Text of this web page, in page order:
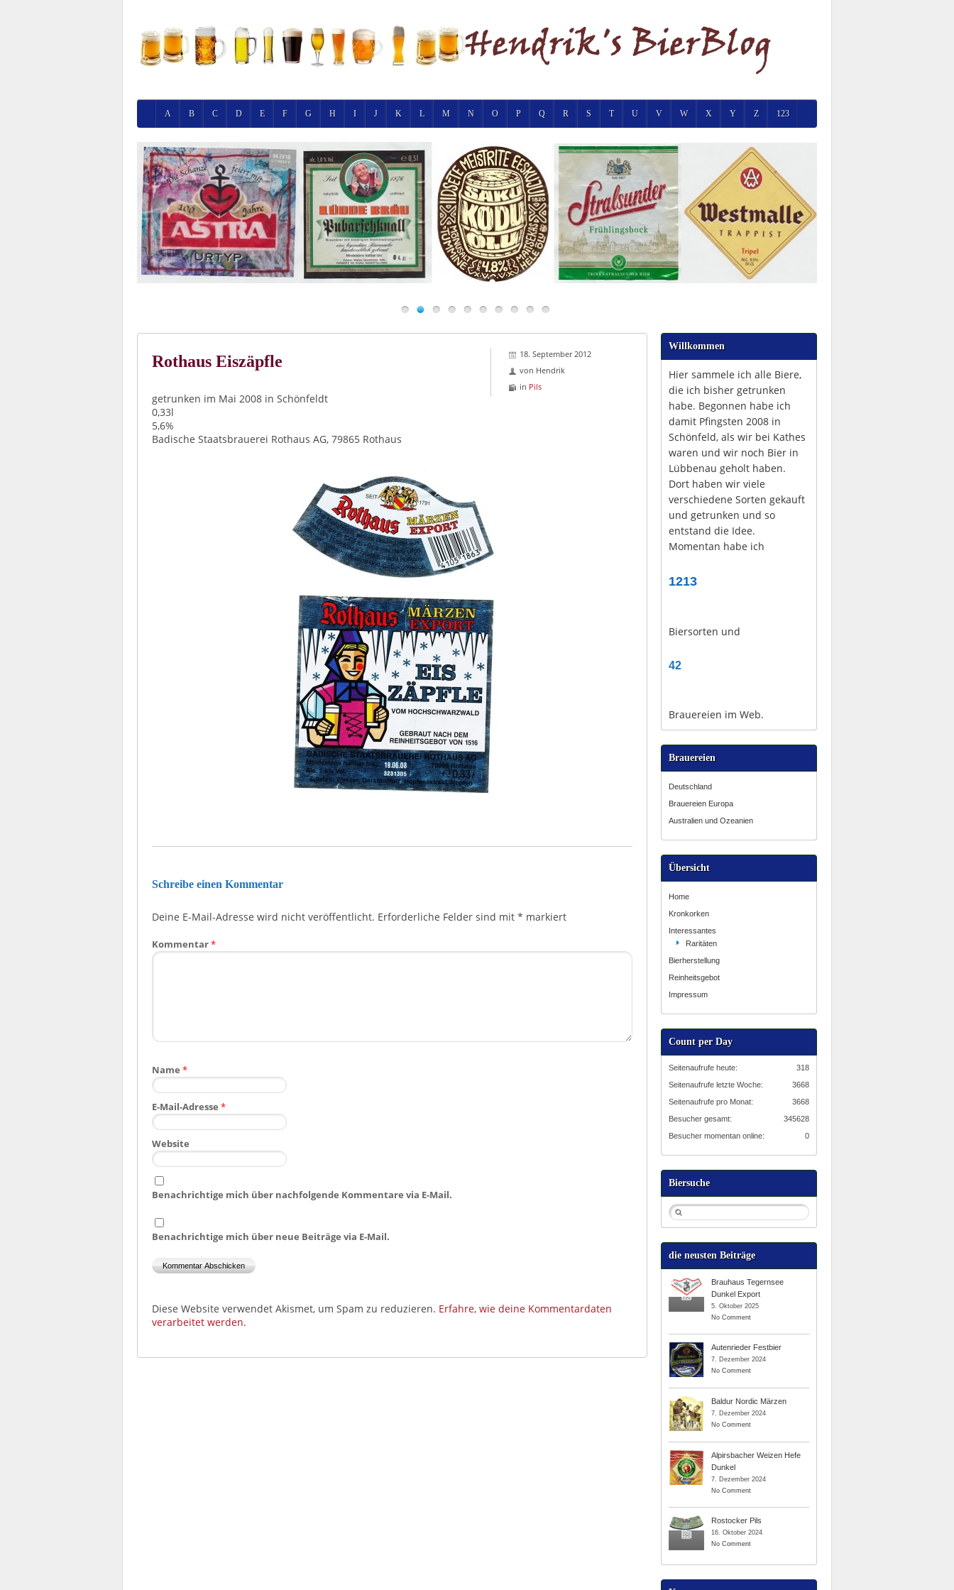
A B C D E F G H I J K L M N O P Q R S T U V W X Y Z 123
18. September 2012
von Hendrik
in Pils
Rothaus Eiszäpfle
getrunken im Mai 2008 in Schönfeldt
0,33l
5,6%
Badische Staatsbrauerei Rothaus AG, 79865 Rothaus
Schreibe einen Kommentar
Deine E-Mail-Adresse wird nicht veröffentlicht. Erforderliche Felder sind mit * markiert
Kommentar*
Name *
E-Mail-Adresse *
Website
Benachrichtige mich über nachfolgende Kommentare via E-Mail.
Benachrichtige mich über neue Beiträge via E-Mail.
Diese Website verwendet Akismet, um Spam zu reduzieren. Erfahre, wie deine Kommentardaten
verarbeitet werden.
Willkommen
Hier sammele ich alle Biere,
die ich bisher getrunken
habe. Begonnen habe ich
damit Pfingsten 2008 in
Schönfeld, als wir bei Kathes
waren und wir noch Bier in
Lübbenau geholt haben.
Dort haben wir viele
verschiedene Sorten gekauft
und getrunken und so
entstand die Idee.
Momentan habe ich
1213
Biersorten und
42
Brauereien im Web.
Brauereien
Deutschland
Brauereien Europa
Australien und Ozeanien
Übersicht
Home
Kronkorken
Interessantes
Raritäten
Bierherstellung
Reinheitsgebot
Impressum
Count per Day
318
Seitenaufrufe heute:
3668
Seitenaufrufe letzte Woche:
3668
Seitenaufrufe pro Monat:
345628
Besucher gesamt:
0
Besucher momentan online:
Biersuche
die neusten Beiträge
Brauhaus Tegernsee
Dunkel Export
5. Oktober 2025
No Comment
Autenrieder Festbier
7. Dezember 2024
No Comment
Baldur Nordic Märzen
7. Dezember 2024
No Comment
Alpirsbacher Weizen Hefe
Dunkel
7. Dezember 2024
No Comment
Rostocker Pils
16. Oktober 2024
No Comment